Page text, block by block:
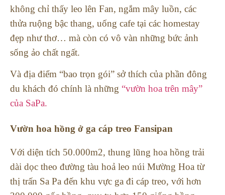
không chỉ thấy leo lên Fan, ngắm mây luồn, các
thửa ruộng bậc thang, uống cafe tại các homestay
đẹp như thơ… mà còn có vô vàn những bức ảnh
sống ảo chất ngất.
Và địa điểm “bao trọn gói” sở thích của phần đông
du khách đó chính là những “vườn hoa trên mây”
của SaPa.
Vườn hoa hồng ở ga cáp treo Fansipan
Với diện tích 50.000m2, thung lũng hoa hồng trải
dài dọc theo đường tàu hoả leo núi Mường Hoa từ
thị trấn Sa Pa đến khu vực ga đi cáp treo, với hơn